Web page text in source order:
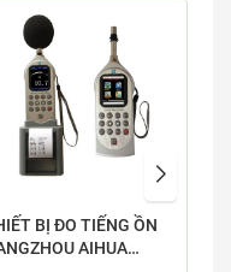
BỊ ĐO TIẾNG ỒN
AIHUA